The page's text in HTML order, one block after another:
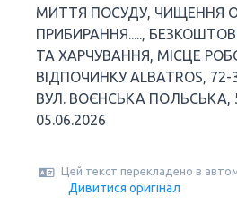
МИТТЯ ПОСУДУ, ЧИЩЕННЯ
ПРИБИРАННЯ.....,
ТА ХАРЧУВАННЯ, МІСЦЕ
ВІДПОЧИНКУ ALBATROS,
ВУЛ. ВОЄНСЬКА ПОЛЬСЬКА,
05.06.2026
Цей текст перекладено в
Дивитися оригінал